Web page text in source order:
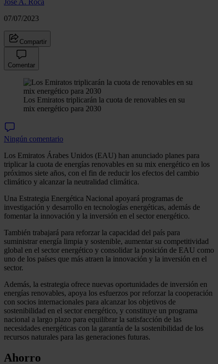
07/07/2023
Compartir
Comentar
Los Emiratos triplicarán la cuota de renovables en su
mix energético para 2030
Ningún comentario
Los Emiratos Árabes Unidos (EAU) han anunciado planes para
triplicar la cuota de energías renovables en su mix energético en los
próximos siete años, con el fin de reducir los efectos del cambio
climático y alcanzar la neutralidad climática.
Una Estrategia Energética Nacional apoyará programas de
investigación y desarrollo en tecnologías energéticas, además de
fomentar la innovación y la inversión en el sector energético.
También trabajará para reforzar la capacidad del país para
suministrar energía limpia y sostenible, aumentar su competitividad
global en el sector energético y consolidar la posición de EAU como
uno de los países que más atraen la innovación y la inversión en el
sector.
Además, la estrategia ofrece nuevas oportunidades de inversión en
energías renovables, apoya los esfuerzos por reforzar la cooperación
con socios internacionales para alcanzar los objetivos de
sostenibilidad en el sector energético, y constituye un programa
nacional a largo plazo para equilibrar la satisfacción de las
necesidades energéticas con la garantía de la sostenibilidad de los
recursos naturales para las generaciones futuras.
Ahorro